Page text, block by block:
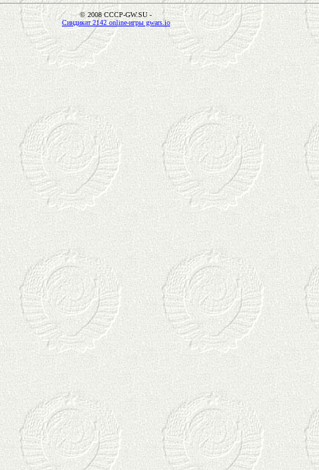
© 2008 CCCP-GW.SU -
Синдикат 2142 online-игры gwars.io